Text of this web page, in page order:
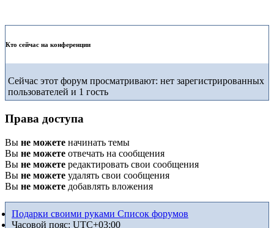
Кто сейчас на конференции
Сейчас этот форум просматривают: нет зарегистрированных
пользователей и 1 гость
Права доступа
Вы не можете начинать темы
Вы не можете отвечать на сообщения
Вы не можете редактировать свои сообщения
Вы не можете удалять свои сообщения
Вы не можете добавлять вложения
Подарки своими руками Список форумов
Часовой пояс: UTC+03:00